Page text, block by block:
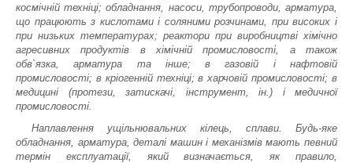
космічній техніці; обладнання, насоси, трубопроводи, арматура,
що працюють з кислотами і соляними розчинами, при високих і
при низьких температурах; реактори при виробництві хімічно
агресивних продуктів в хімічній промисловості, а також
обв`язка, арматура та інше; в газовій і нафтовій
промисловості; в кріогенній техніці; в харчовій промисловості; в
медицині (протези, затискачі, інструмент, ін.) і медичної
промисловості.
Наплавлення ущільнювальних кілець, сплави. Будь-яке
обладнання, арматура, деталі машин і механізмів мають певний
термін експлуатації, який визначається, як правило,